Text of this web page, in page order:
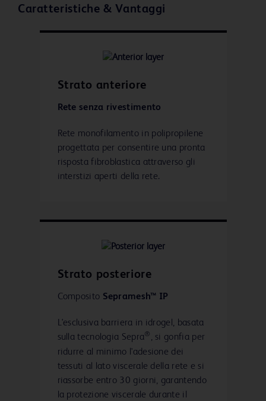
Caratteristiche & Vantaggi
Strato anteriore
Rete senza rivestimento
Rete monofilamento in polipropilene
progettata per consentire una pronta
risposta fibroblastica attraverso gli
interstizi aperti della rete.
Strato posteriore
Composito Sepramesh™ IP
L'esclusiva barriera in idrogel, basata
sulla tecnologia Sepra® , si gonfia per
ridurre al minimo l'adesione dei
tessuti al lato viscerale della rete e si
riassorbe entro 30 giorni, garantendo
la protezione viscerale durante il